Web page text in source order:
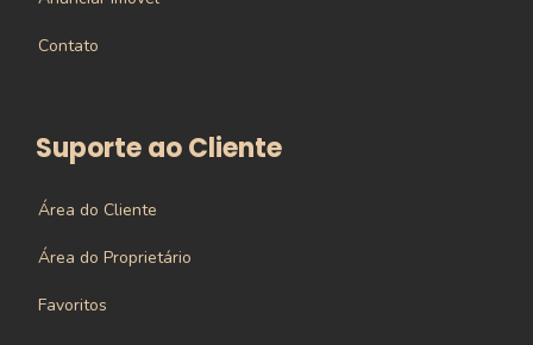
Contato
Suporte ao Cliente
Área do Cliente
Área do Proprietário
Favoritos